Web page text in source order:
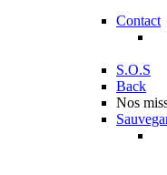
Contact
S.O.S
Back
Nos